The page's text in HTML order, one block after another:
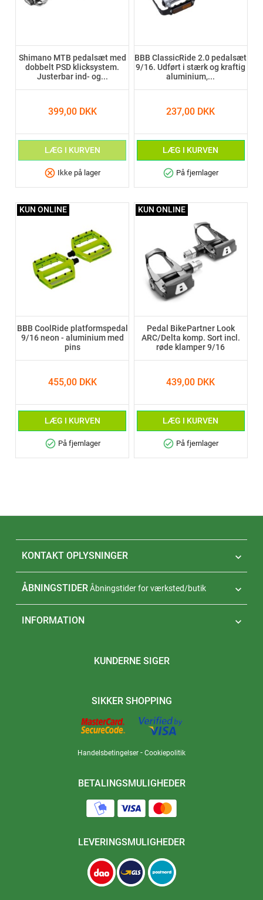
Shimano MTB pedalsæt med
dobbelt PSD klicksystem.
Justerbar ind- og...
399,00 DKK
LÆG I KURVEN
cancel Ikke på lager
BBB ClassicRide 2.0 pedalsæt
9/16. Udført i stærk og kraftig
aluminium,...
237,00 DKK
LÆG I KURVEN
check_circle På fjernlager
BBB CoolRide platformspedal
9/16 neon - aluminium med
pins
455,00 DKK
LÆG I KURVEN
check_circle På fjernlager
KUN ONLINE
Pedal BikePartner Look
ARC/Delta komp. Sort incl.
røde klamper 9/16
439,00 DKK
LÆG I KURVEN
check_circle På fjernlager
KUN ONLINE
KONTAKT OPLYSNINGER 
ÅBNINGSTIDER 
Åbningstider for værksted/butik
INFORMATION 
KUNDERNE SIGER
SIKKER SHOPPING
Handelsbetingelser - Cookiepolitik
BETALINGSMULIGHEDER
LEVERINGSMULIGHEDER